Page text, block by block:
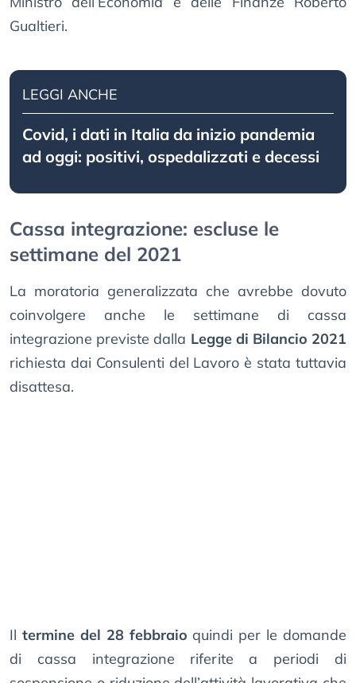
Gualtieri.
LEGGI ANCHE
Covid, i dati in Italia da inizio pandemia
ad oggi: positivi, ospedalizzati e decessi
Cassa integrazione: escluse le
settimane del 2021
La moratoria generalizzata che avrebbe dovuto
coinvolgere anche le settimane di cassa
integrazione previste dalla Legge di Bilancio 2021
richiesta dai Consulenti del Lavoro è stata tuttavia
disattesa.
Il termine del 28 febbraio quindi per le domande
di cassa integrazione riferite a periodi di